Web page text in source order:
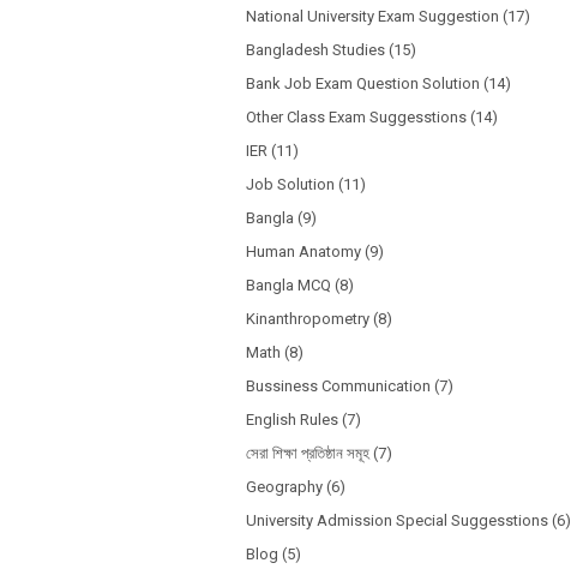
National University Exam Suggestion (17)
Bangladesh Studies (15)
Bank Job Exam Question Solution (14)
Other Class Exam Suggesstions (14)
IER (11)
Job Solution (11)
Bangla (9)
Human Anatomy (9)
Bangla MCQ (8)
Kinanthropometry (8)
Math (8)
Bussiness Communication (7)
English Rules (7)
সেরা শিক্ষা প্রতিষ্ঠান সমূহ (7)
Geography (6)
University Admission Special Suggesstions (6)
Blog (5)